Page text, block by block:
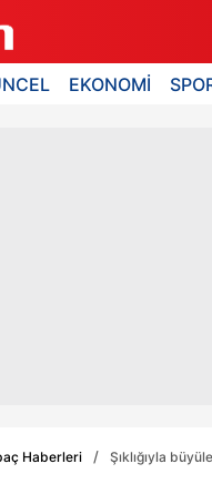
EKONOMİ
Haberleri Şıklığıyla